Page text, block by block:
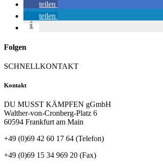
teilen
teilen
Folgen
SCHNELLKONTAKT
Kontakt
DU MUSST KÄMPFEN gGmbH
Walther-von-Cronberg-Platz 6
60594 Frankfurt am Main
+49 (0)69 42 60 17 64 (Telefon)
+49 (0)69 15 34 969 20 (Fax)